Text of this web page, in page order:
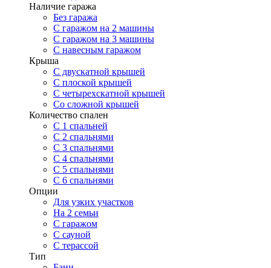
Наличие гаража
Без гаража
С гаражом на 2 машины
С гаражом на 3 машины
С навесным гаражом
Крыша
С двускатной крышей
С плоской крышей
С четырехскатной крышей
Со сложной крышей
Количество спален
С 1 спальней
С 2 спальнями
С 3 спальнями
С 4 спальнями
С 5 спальнями
С 6 спальнями
Опции
Для узких участков
На 2 семьи
С гаражом
С сауной
С терассой
Тип